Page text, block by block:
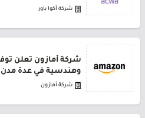
شركة أكوا باور
شركة أمازون تعلن
وهندسية في عدة مدن
شركة أمازون